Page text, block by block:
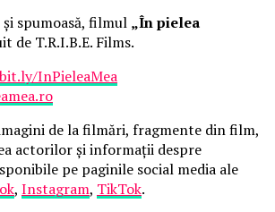
spumoasă, filmul „În pielea
de T.R.I.B.E. Films.
InPieleaMea
de la filmări, fragmente din film,
actorilor și informații despre
pe paginile social media ale
, Instagram, TikTok.